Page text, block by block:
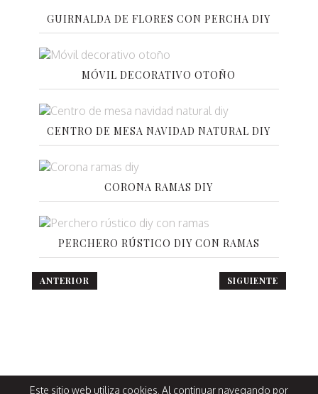
GUIRNALDA DE FLORES CON PERCHA DIY
MÓVIL DECORATIVO OTOÑO
CENTRO DE MESA NAVIDAD NATURAL DIY
CORONA RAMAS DIY
PERCHERO RÚSTICO DIY CON RAMAS
N
g
ANTERIOR SIGUIENTE
Este sitio web utiliza cookies. Al continuar navegando por